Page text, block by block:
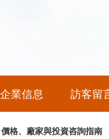
企業信息 訪客留
格、廠家與投資咨詢指南